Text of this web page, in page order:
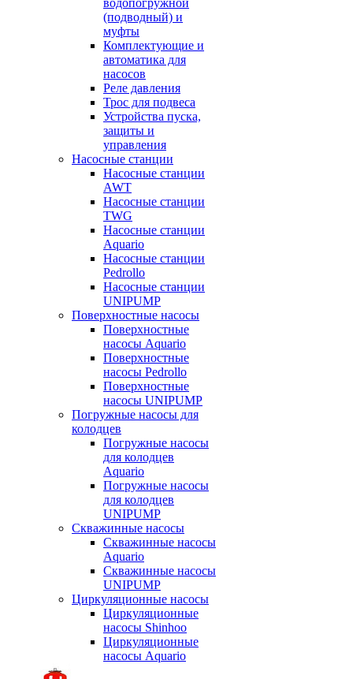
водопогружной
(подводный) и
муфты
Комплектующие и
автоматика для
насосов
Реле давления
Трос для подвеса
Устройства пуска,
защиты и
управления
Насосные станции
Насосные станции
AWT
Насосные станции
TWG
Насосные станции
Aquario
Насосные станции
Pedrollo
Насосные станции
UNIPUMP
Поверхностные насосы
Поверхностные
насосы Aquario
Поверхностные
насосы Pedrollo
Поверхностные
насосы UNIPUMP
Погружные насосы для
колодцев
Погружные насосы
для колодцев
Aquario
Погружные насосы
для колодцев
UNIPUMP
Скважинные насосы
Скважинные насосы
Aquario
Скважинные насосы
UNIPUMP
Циркуляционные насосы
Циркуляционные
насосы Shinhoo
Циркуляционные
насосы Aquario